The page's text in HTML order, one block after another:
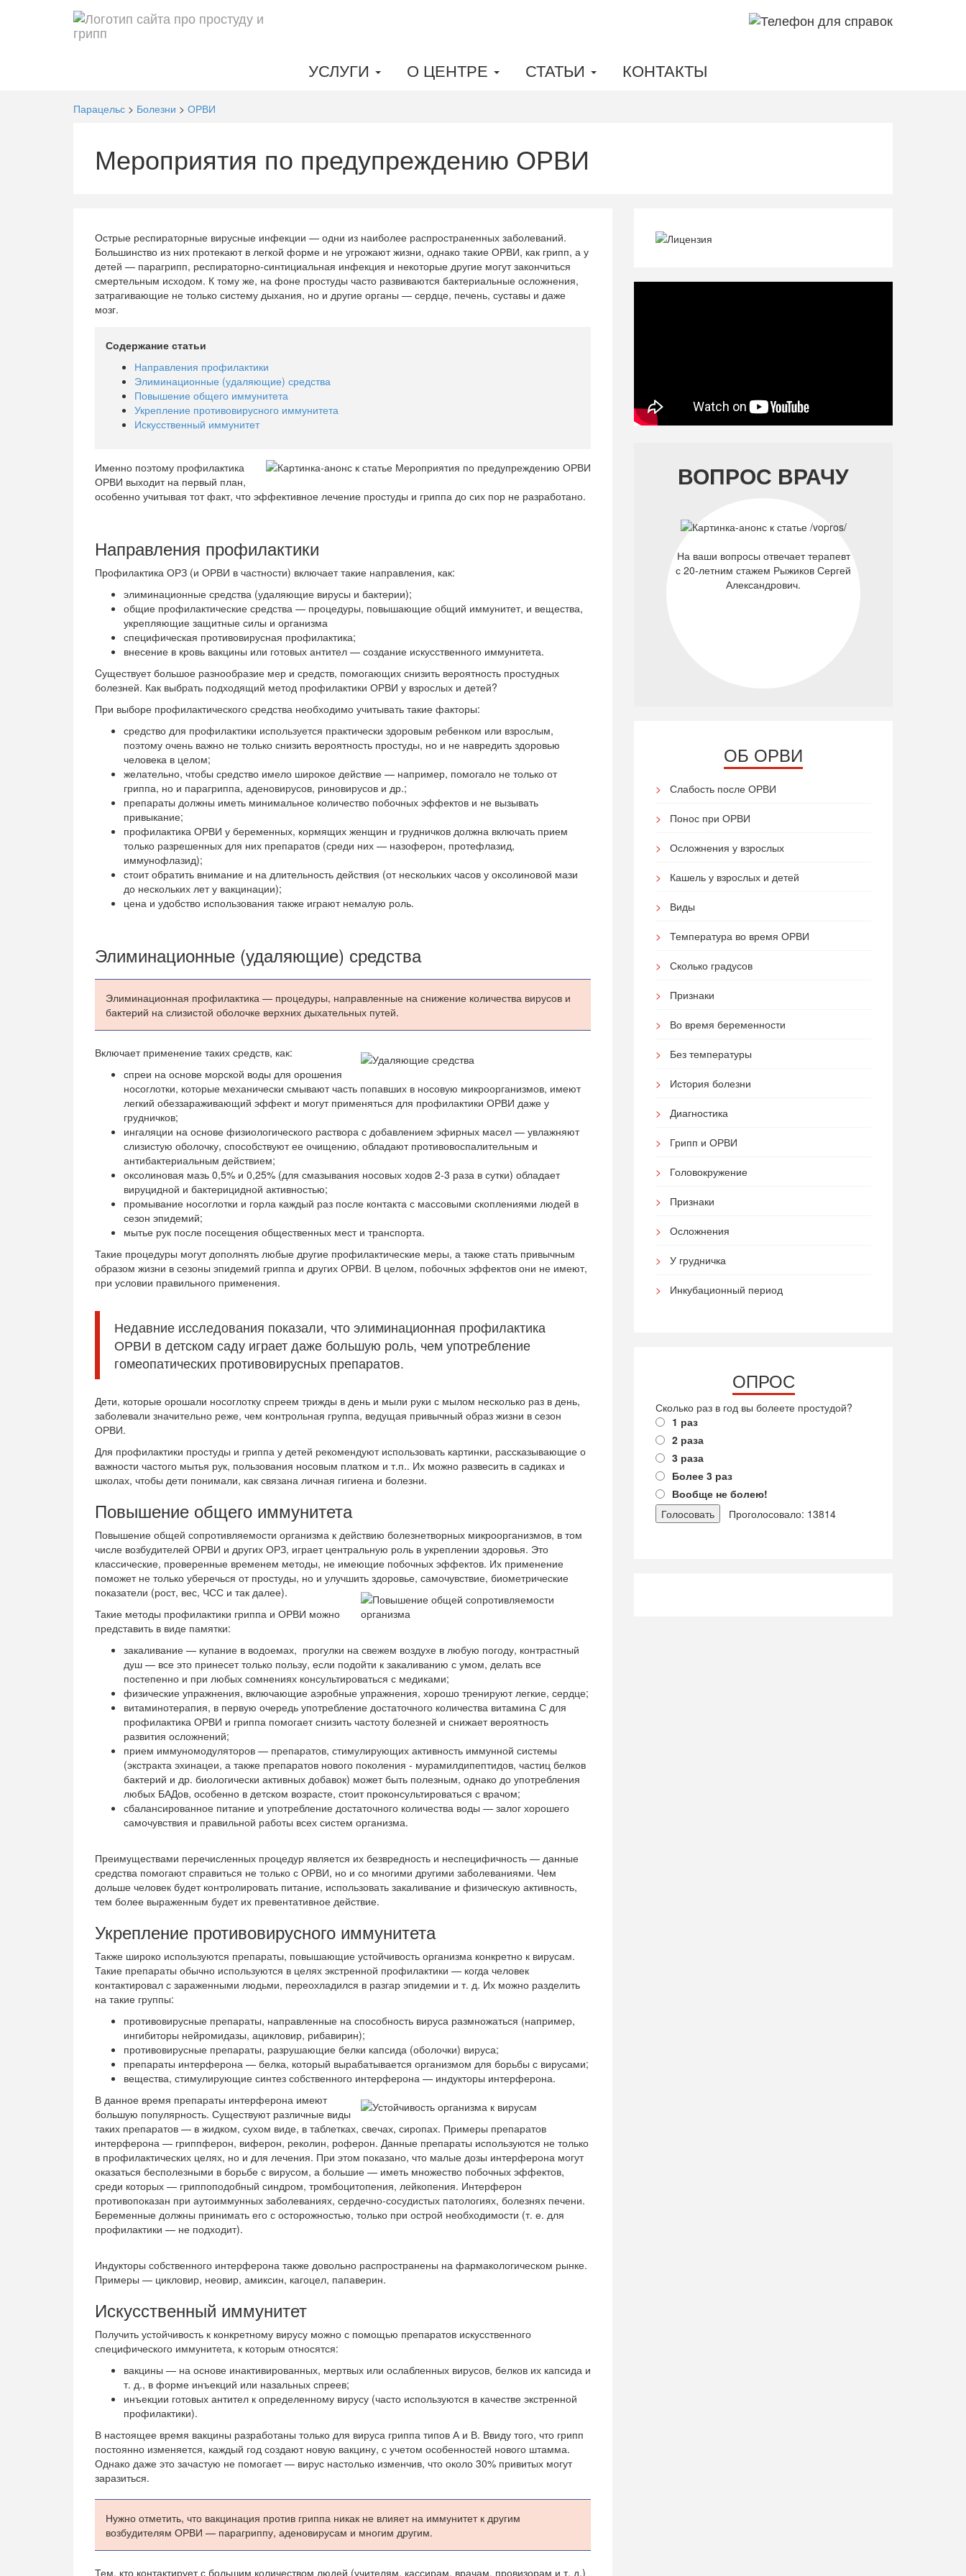
УСЛУГИ О ЦЕНТРЕ СТАТЬИ КОНТАКТЫ
Парацельс > Болезни > ОРВИ
Мероприятия по предупреждению ОРВИ
Острые респираторные вирусные инфекции — одни из наиболее распространенных заболеваний.
Большинство из них протекают в легкой форме и не угрожают жизни, однако такие ОРВИ, как грипп, а у
детей — парагрипп, респираторно-синтициальная инфекция и некоторые другие могут закончиться
смертельным исходом. К тому же, на фоне простуды часто развиваются бактериальные осложнения,
затрагивающие не только систему дыхания, но и другие органы — сердце, печень, суставы и даже
мозг.
Содержание статьи
Направления профилактики
Элиминационные (удаляющие) средства
Повышение общего иммунитета
Укрепление противовирусного иммунитета
Искусственный иммунитет
Именно поэтому профилактика
ОРВИ выходит на первый план,
особенно учитывая тот факт, что эффективное лечение простуды и гриппа до сих пор не разработано.
Направления профилактики
Профилактика ОРЗ (и ОРВИ в частности) включает такие направления, как:
элиминационные средства (удаляющие вирусы и бактерии);
общие профилактические средства — процедуры, повышающие общий иммунитет, и вещества,
укрепляющие защитные силы и организма
специфическая противовирусная профилактика;
внесение в кровь вакцины или готовых антител — создание искусственного иммунитета.
Cуществует большое разнообразие мер и средств, помогающих снизить вероятность простудных
болезней. Как выбрать подходящий метод профилактики ОРВИ у взрослых и детей?
При выборе профилактического средства необходимо учитывать такие факторы:
средство для профилактики используется практически здоровым ребенком или взрослым,
поэтому очень важно не только снизить вероятность простуды, но и не навредить здоровью
человека в целом;
желательно, чтобы средство имело широкое действие — например, помогало не только от
гриппа, но и парагриппа, аденовирусов, риновирусов и др.;
препараты должны иметь минимальное количество побочных эффектов и не вызывать
привыкание;
профилактика ОРВИ у беременных, кормящих женщин и грудничков должна включать прием
только разрешенных для них препаратов (среди них — назоферон, протефлазид,
иммунофлазид);
стоит обратить внимание и на длительность действия (от нескольких часов у оксолиновой мази
до нескольких лет у вакцинации);
цена и удобство использования также играют немалую роль.
Элиминационные (удаляющие) средства
Элиминационная профилактика — процедуры, направленные на снижение количества вирусов и
бактерий на слизистой оболочке верхних дыхательных путей.
Включает применение таких средств, как:
спреи на основе морской воды для орошения
носоглотки, которые механически смывают часть попавших в носовую микроорганизмов, имеют
легкий обеззараживающий эффект и могут применяться для профилактики ОРВИ даже у
грудничков;
ингаляции на основе физиологического раствора с добавлением эфирных масел — увлажняют
слизистую оболочку, способствуют ее очищению, обладают противовоспалительным и
антибактериальным действием;
оксолиновая мазь 0,5% и 0,25% (для смазывания носовых ходов 2-3 раза в сутки) обладает
вируцидной и бактерицидной активностью;
промывание носоглотки и горла каждый раз после контакта с массовыми скоплениями людей в
сезон эпидемий;
мытье рук после посещения общественных мест и транспорта.
Такие процедуры могут дополнять любые другие профилактические меры, а также стать привычным
образом жизни в сезоны эпидемий гриппа и других ОРВИ. В целом, побочных эффектов они не имеют,
при условии правильного применения.
Недавние исследования показали, что элиминационная профилактика
ОРВИ в детском саду играет даже большую роль, чем употребление
гомеопатических противовирусных препаратов.
Дети, которые орошали носоглотку спреем трижды в день и мыли руки с мылом несколько раз в день,
заболевали значительно реже, чем контрольная группа, ведущая привычный образ жизни в сезон
ОРВИ.
Для профилактики простуды и гриппа у детей рекомендуют использовать картинки, рассказывающие о
важности частого мытья рук, пользования носовым платком и т.п.. Их можно развесить в садиках и
школах, чтобы дети понимали, как связана личная гигиена и болезни.
Повышение общего иммунитета
Повышение общей сопротивляемости организма к действию болезнетворных микроорганизмов, в том
числе возбудителей ОРВИ и других ОРЗ, играет центральную роль в укреплении здоровья. Это
классические, проверенные временем методы, не имеющие побочных эффектов. Их применение
поможет не только уберечься от простуды, но и улучшить здоровье, самочувствие, биометрические
показатели (рост, вес, ЧСС и так далее).
Такие методы профилактики гриппа и ОРВИ можно
представить в виде памятки:
закаливание — купание в водоемах, прогулки на свежем воздухе в любую погоду, контрастный
душ — все это принесет только пользу, если подойти к закаливанию с умом, делать все
постепенно и при любых сомнениях консультироваться с медиками;
физические упражнения, включающие аэробные упражнения, хорошо тренируют легкие, сердце;
витаминотерапия, в первую очередь употребление достаточного количества витамина С для
профилактика ОРВИ и гриппа помогает снизить частоту болезней и снижает вероятность
развития осложнений;
прием иммуномодуляторов — препаратов, стимулирующих активность иммунной системы
(экстракта эхинацеи, а также препаратов нового поколения - мурамилдипептидов, частиц белков
бактерий и др. биологически активных добавок) может быть полезным, однако до употребления
любых БАДов, особенно в детском возрасте, стоит проконсультироваться с врачом;
сбалансированное питание и употребление достаточного количества воды — залог хорошего
самочувствия и правильной работы всех систем организма.
Преимуществами перечисленных процедур является их безвредность и неспецифичность — данные
средства помогают справиться не только с ОРВИ, но и со многими другими заболеваниями. Чем
дольше человек будет контролировать питание, использовать закаливание и физическую активность,
тем более выраженным будет их превентативное действие.
Укрепление противовирусного иммунитета
Также широко используются препараты, повышающие устойчивость организма конкретно к вирусам.
Такие препараты обычно используются в целях экстренной профилактики — когда человек
контактировал с зараженными людьми, переохладился в разгар эпидемии и т. д. Их можно разделить
на такие группы:
противовирусные препараты, направленные на способность вируса размножаться (например,
ингибиторы нейромидазы, ацикловир, рибавирин);
противовирусные препараты, разрушающие белки капсида (оболочки) вируса;
препараты интерферона — белка, который вырабатывается организмом для борьбы с вирусами;
вещества, стимулирующие синтез собственного интерферона — индукторы интерферона.
В данное время препараты интерферона имеют
большую популярность. Существуют различные виды
таких препаратов — в жидком, сухом виде, в таблетках, свечах, сиропах. Примеры препаратов
интерферона — гриппферон, виферон, реколин, роферон. Данные препараты используются не только
в профилактических целях, но и для лечения. При этом показано, что малые дозы интерферона могут
оказаться бесполезными в борьбе с вирусом, а большие — иметь множество побочных эффектов,
среди которых — гриппоподобный синдром, тромбоцитопения, лейкопения. Интерферон
противопоказан при аутоиммунных заболеваниях, сердечно-сосудистых патологиях, болезнях печени.
Беременные должны принимать его с осторожностью, только при острой необходимости (т. е. для
профилактики — не подходит).
Индукторы собственного интерферона также довольно распространены на фармакологическом рынке.
Примеры — цикловир, неовир, амиксин, кагоцел, папаверин.
Искусственный иммунитет
Получить устойчивость к конкретному вирусу можно с помощью препаратов искусственного
специфического иммунитета, к которым относятся:
вакцины — на основе инактивированных, мертвых или ослабленных вирусов, белков их капсида и
т. д., в форме инъекций или назальных спреев;
инъекции готовых антител к определенному вирусу (часто используются в качестве экстренной
профилактики).
В настоящее время вакцины разработаны только для вируса гриппа типов А и В. Ввиду того, что грипп
постоянно изменяется, каждый год создают новую вакцину, с учетом особенностей нового штамма.
Однако даже это зачастую не помогает — вирус настолько изменчив, что около 30% привитых могут
заразиться.
Нужно отметить, что вакцинация против гриппа никак не влияет на иммунитет к другим
возбудителям ОРВИ — парагриппу, аденовирусам и многим другим.
Тем, кто контактирует с большим количеством людей (учителям, кассирам, врачам, провизорам и т. д.)
ВОПРОС ВРАЧУ
На ваши вопросы отвечает терапевт
с 20-летним стажем Рыжиков Сергей
Александрович.
ОБ ОРВИ
Слабость после ОРВИ
Понос при ОРВИ
Осложнения у взрослых
Кашель у взрослых и детей
Виды
Температура во время ОРВИ
Сколько градусов
Признаки
Во время беременности
Без температуры
История болезни
Диагностика
Грипп и ОРВИ
Головокружение
Признаки
Осложнения
У грудничка
Инкубационный период
ОПРОС
Сколько раз в год вы болеете простудой?
1 раз
2 раза
3 раза
Более 3 раз
Вообще не болею!
Проголосовало: 13814